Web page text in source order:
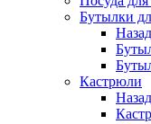
Бутылки
Назад
Кастрюли
Назад